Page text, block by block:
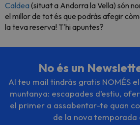
Caldea(situat a Andorra la Vella) són
el millor de tot és que podràs afegir
la teva reserva! T'hi apuntes?
No és un
Al teu mail tindràs gratis NOMÉS
muntanya: escapades d’estiu,
el primer a assabentar-te quan
de la nova temporada